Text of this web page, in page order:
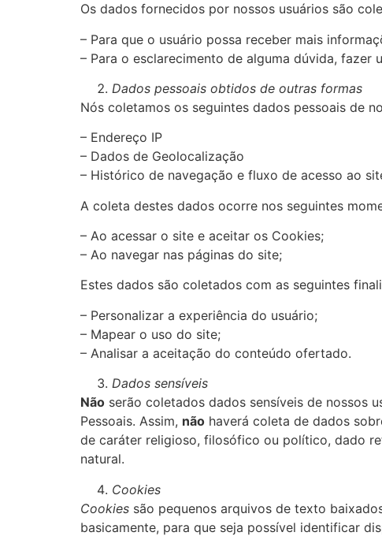
Os dados fornecidos por nossos usuários são
– Para que o usuário possa receber mais
– Para o esclarecimento de alguma dúvida, fazer
Dados pessoais obtidos de outras formas
Nós coletamos os seguintes dados pessoais de
– Endereço IP
– Dados de Geolocalização
– Histórico de navegação e fluxo de acesso ao
A coleta destes dados ocorre nos seguintes
– Ao acessar o site e aceitar os Cookies;
– Ao navegar nas páginas do site;
Estes dados são coletados com as seguintes
– Personalizar a experiência do usuário;
– Mapear o uso do site;
– Analisar a aceitação do conteúdo ofertado.
Dados sensíveis
Não serão coletados dados sensíveis de nossos
Pessoais. Assim, não haverá coleta de dados
de caráter religioso, filosófico ou político, dado
natural.
Cookies
Cookies são pequenos arquivos de texto
basicamente, para que seja possível identificar